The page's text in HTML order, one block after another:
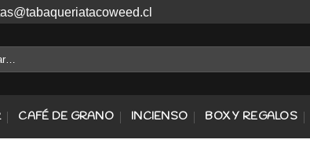
CAFÉ DE GRANO INCIENSO BOX Y REGALOS